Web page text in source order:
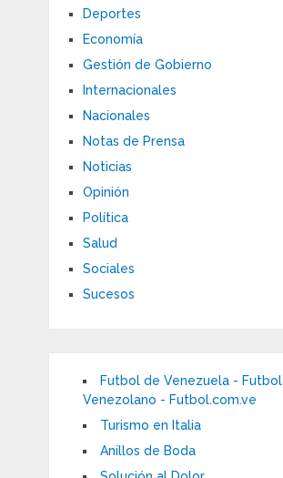
Deportes
Economía
Gestión de Gobierno
Internacionales
Nacionales
Notas de Prensa
Noticias
Opinión
Política
Salud
Sociales
Sucesos
Futbol de Venezuela - Futbol
Venezolano - Futbol.com.ve
Turismo en Italia
Anillos de Boda